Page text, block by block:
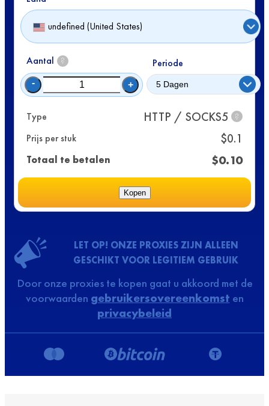
undefined (United States)
Aantal ?
- +
Periode
Type HTTP / SOCKS5 ?
Prijs per stuk $0.1
Totaal te betalen $0.10
Kopen
LET OP! ONZE PROXIES ZIJN ALLEEN
GESCHIKT VOOR LEGITIEM GEBRUIK
Door onze proxies te kopen gaat u akkoord met de
voorwaarden gebruikersovereenkomst en
privacybeleid